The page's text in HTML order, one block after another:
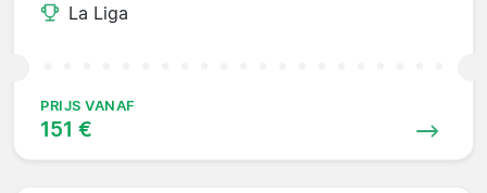
La Liga
PRIJS VANAF
151 €